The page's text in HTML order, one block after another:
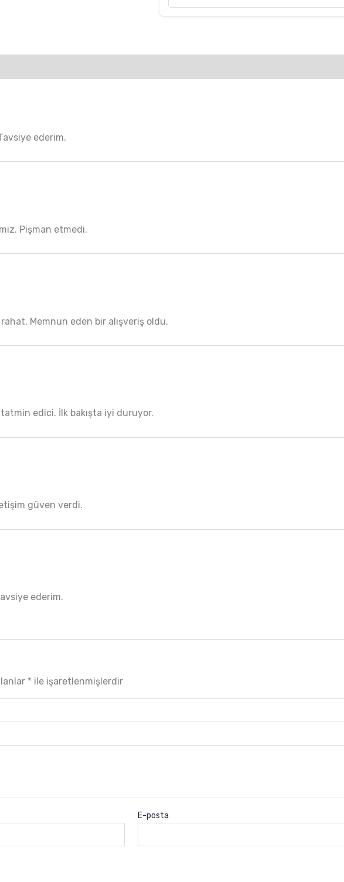
ederim.
Pişman etmedi.
Memnun eden bir alışveriş oldu.
edici. İlk bakışta iyi duruyor.
güven verdi.
ederim.
* ile işaretlenmişlerdir
E-posta